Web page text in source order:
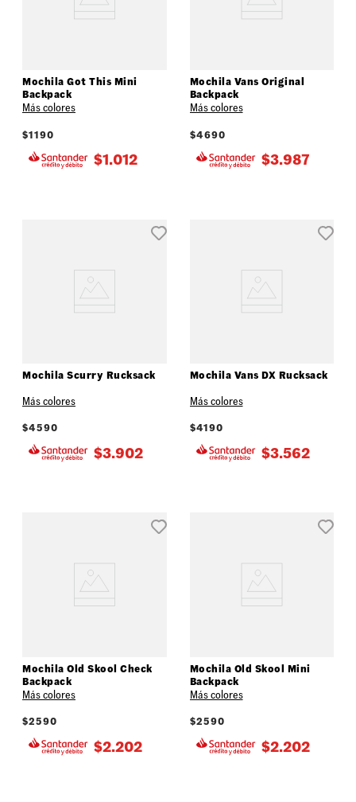
Mochila Got This Mini
Backpack
Más colores
$1190
$1.012
Mochila Vans Original
Backpack
Más colores
$4690
$3.987
Mochila Scurry Rucksack
Más colores
$4590
$3.902
Mochila Vans DX Rucksack
Más colores
$4190
$3.562
Mochila Old Skool Check
Backpack
Más colores
$2590
$2.202
Mochila Old Skool Mini
Backpack
Más colores
$2590
$2.202